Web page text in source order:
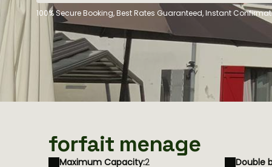
100% Secure Booking, Best Rates Guaranteed, Instant
forfait menage
Maximum Capacity:2 Double